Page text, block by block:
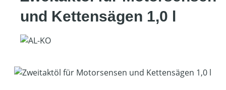
und Kettensägen 1,0 l
Bildergalerie überspringen